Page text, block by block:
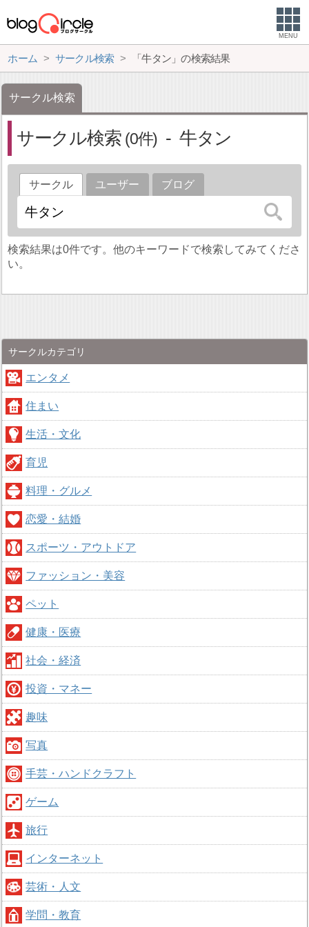
MENU
ホーム サークル検索 「牛タン」の検索結果
サークル検索
サークル検索 0 牛タン
サークル ユーザー ブログ
検索結果は0件です。他のキーワードで検索してみてくださ
い。
サークルカテゴリ
エンタメ
住まい
生活・文化
育児
料理・グルメ
恋愛・結婚
スポーツ・アウトドア
ファッション・美容
ペット
健康・医療
社会・経済
投資・マネー
趣味
写真
手芸・ハンドクラフト
ゲーム
旅行
インターネット
芸術・人文
学問・教育